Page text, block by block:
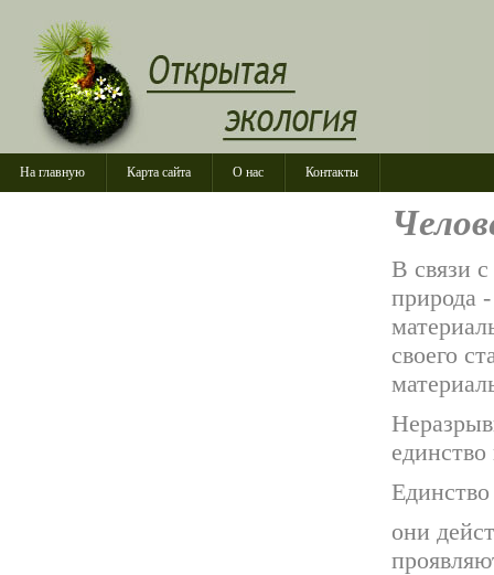
На главную Карта сайта О нас Контакты
В связи
природа
своего
они